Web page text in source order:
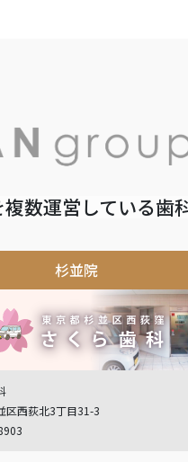
数運営している歯
杉並院
区西荻北3丁目31-3